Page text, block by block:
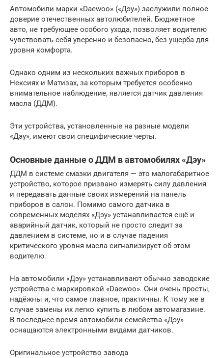
Автомобили марки «Daewoo» («Дэу») заслужили полное
доверие отечественных автолюбителей. Бюджетное
авто, не требующее особого ухода, позволяет водителю
чувствовать себя уверенно и безопасно, без ущерба для
уровня комфорта.
Однако одним из нескольких важных приборов в
Нексиях и Матизах, за которым требуется особенно
внимательное наблюдение, является датчик давления
масла (ДДМ).
Эти устройства, установленные на разные модели
«Дэу», имеют свои специфические черты.
Основные данные о ДДМ в автомобилях «Дэу»
ДДМ в системе смазки двигателя — это малогабаритное
устройство, которое призвано измерять силу давления
и передавать данные своих измерений на панель
приборов в салон. Помимо самого датчика в
современных моделях «Дэу» устанавливается ещё и
аварийный датчик, который не просто следит за
давлением в системе, но и в случае падения
критического уровня масла сигнализирует об этом
водителю.
На автомобили «Дэу» устанавливают обычно заводские
устройства с маркировкой «Daewoo». Они очень просты,
надёжны и, что самое главное, практичны. К тому же в
случае замены их легко купить в любом автомагазине.
В последнее время автомобили семейства «Дэу»
оснащаются электронными видами датчиков.
Оригинальное устройство завода